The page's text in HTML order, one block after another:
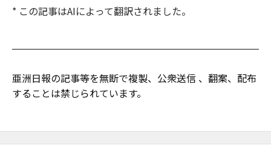
* この記事はAIによって翻訳されました。
亜洲日報の記事等を無断で複製、公衆送信 、翻案、配布
することは禁じられています。